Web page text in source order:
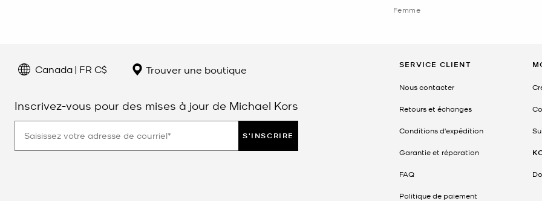
Femme
Canada | FR C$ Trouver une boutique
Inscrivez-vous pour des mises à jour de Michael Kors
S'INSCRIRE
SERVICE CLIENT
Nous contacter
Retours et échanges
Conditions d'expédition
Garantie et réparation
FAQ
Politique de paiement